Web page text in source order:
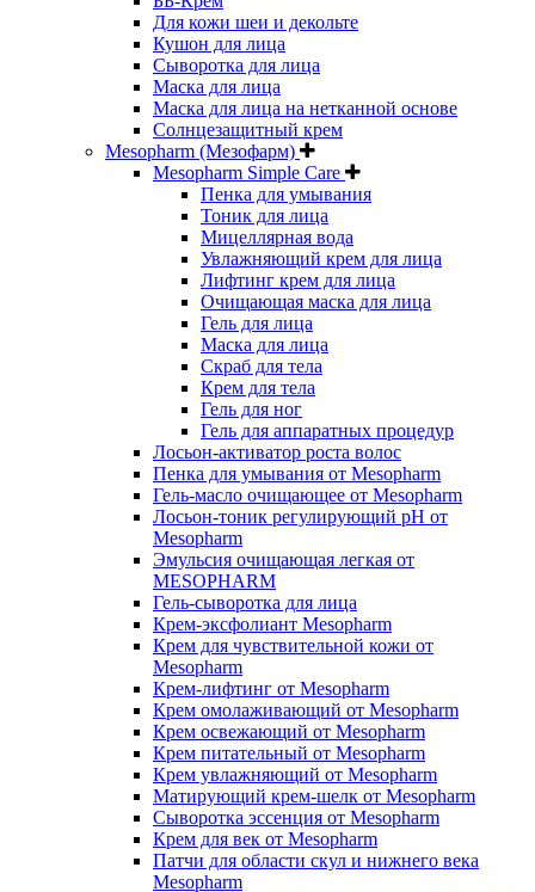
Для кожи шеи и декольте
Кушон для лица
Сыворотка для лица
Маска для лица
Маска для лица на нетканной основе
Солнцезащитный крем
Mesopharm (Мезофарм)
Mesopharm Simple Care
Пенка для умывания
Тоник для лица
Мицеллярная вода
Увлажняющий крем для лица
Лифтинг крем для лица
Очищающая маска для лица
Гель для лица
Маска для лица
Скраб для тела
Крем для тела
Гель для ног
Гель для аппаратных процедур
Лосьон-активатор роста волос
Пенка для умывания от Mesopharm
Гель-масло очищающее от Mesopharm
Лосьон-тоник регулирующий рН от
Mesopharm
Эмульсия очищающая легкая от
MESOPHARM
Гель-сыворотка для лица
Крем-эксфолиант Mesopharm
Крем для чувствительной кожи от
Mesopharm
Крем-лифтинг от Mesopharm
Крем омолаживающий от Mesopharm
Крем освежающий от Mesopharm
Крем питательный от Mesopharm
Крем увлажняющий от Mesopharm
Матирующий крем-шелк от Mesopharm
Сыворотка эссенция от Mesopharm
Крем для век от Mesopharm
Патчи для области скул и нижнего века
Mesopharm